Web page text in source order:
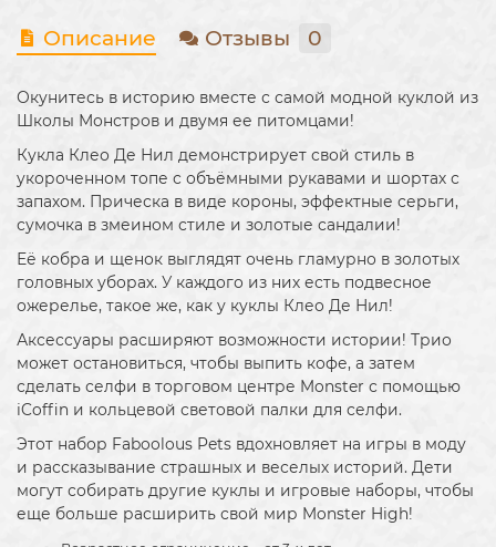
Описание Отзывы 0
Окунитесь в историю вместе с самой модной куклой из
Школы Монстров и двумя ее питомцами!
Кукла Клео Де Нил демонстрирует свой стиль в
укороченном топе с объёмными рукавами и шортах с
запахом. Прическа в виде короны, эффектные серьги,
сумочка в змеином стиле и золотые сандалии!
Её кобра и щенок выглядят очень гламурно в золотых
головных уборах. У каждого из них есть подвесное
ожерелье, такое же, как у куклы Клео Де Нил!
Аксессуары расширяют возможности истории! Трио
может остановиться, чтобы выпить кофе, а затем
сделать селфи в торговом центре Monster с помощью
iCoffin и кольцевой световой палки для селфи.
Этот набор Faboolous Pets вдохновляет на игры в моду
и рассказывание страшных и веселых историй. Дети
могут собирать другие куклы и игровые наборы, чтобы
еще больше расширить свой мир Monster High!